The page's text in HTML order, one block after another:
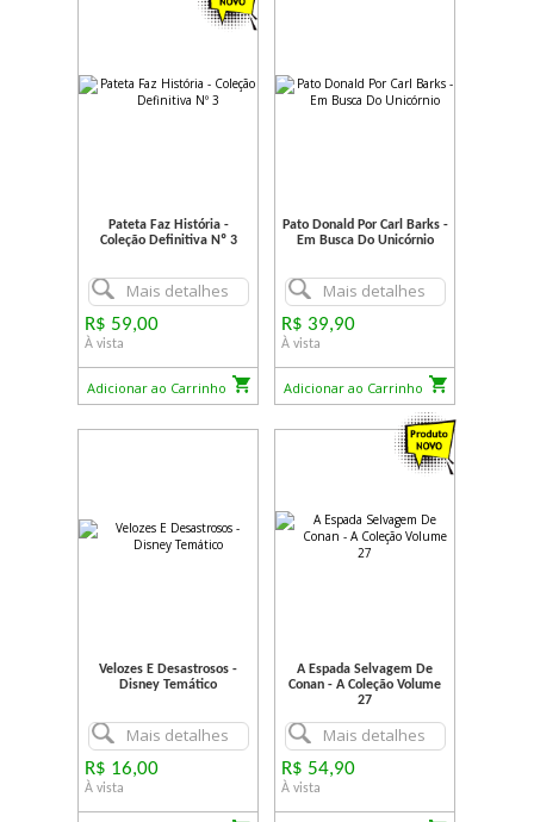
Pateta Faz História -
Coleção Definitiva Nº 3
Mais detalhes
R$ 59,00
À vista
Adicionar ao Carrinho
Pato Donald Por Carl Barks -
Em Busca Do Unicórnio
Mais detalhes
R$ 39,90
À vista
Adicionar ao Carrinho
Velozes E Desastrosos -
Disney Temático
Mais detalhes
R$ 16,00
À vista
A Espada Selvagem De
Conan - A Coleção Volume
27
Mais detalhes
R$ 54,90
À vista